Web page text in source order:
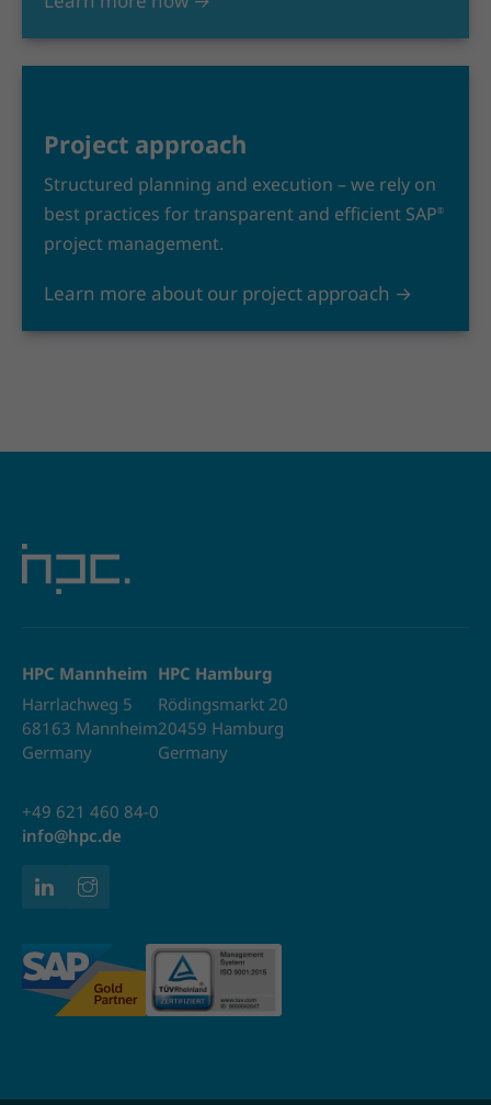
Project approach
Structured planning and execution – we rely on
best practices for transparent and efficient SAP®
project management.
Learn more about our project approach →
HPC Mannheim
Harrlachweg 5
68163 Mannheim
Germany
HPC Hamburg
Rödingsmarkt 20
20459 Hamburg
Germany
+49 621 460 84-0
info@hpc.de